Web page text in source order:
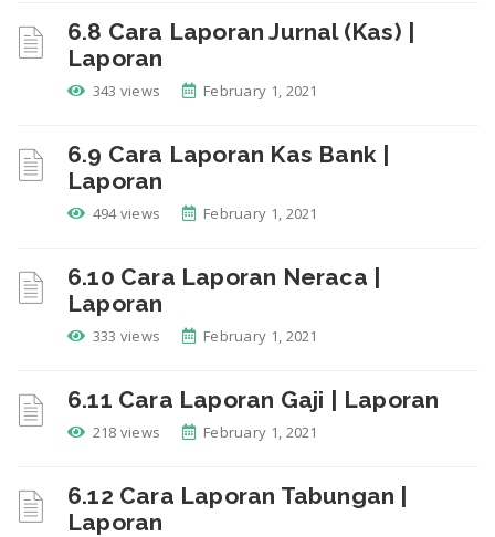
6.8 Cara Laporan Jurnal (Kas) |
Laporan
343 views February 1, 2021
6.9 Cara Laporan Kas Bank |
Laporan
494 views February 1, 2021
6.10 Cara Laporan Neraca |
Laporan
333 views February 1, 2021
6.11 Cara Laporan Gaji | Laporan
218 views February 1, 2021
6.12 Cara Laporan Tabungan |
Laporan